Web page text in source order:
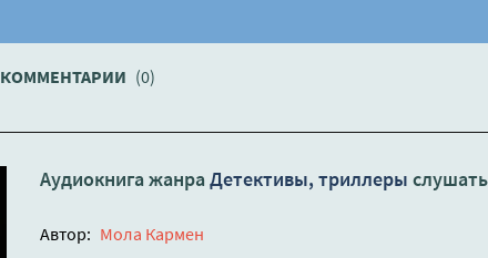
КОММЕНТАРИИ (0)
Аудиокнига жанра Детективы, триллеры
Автор: Мола Кармен